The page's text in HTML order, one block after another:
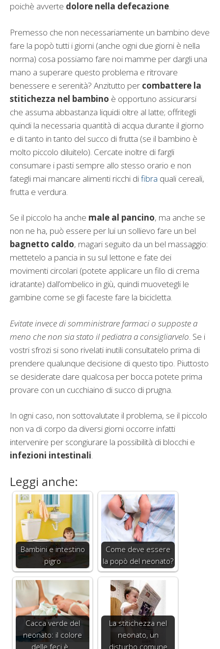
poichè avverte dolore nella defecazione.
Premesso che non necessariamente un bambino deve
fare la popò tutti i giorni (anche ogni due giorni è nella
norma) cosa possiamo fare noi mamme per dargli una
mano a superare questo problema e ritrovare
benessere e serenità? Anzitutto per combattere la
stitichezza nel bambino è opportuno assicurarsi
che assuma abbastanza liquidi oltre al latte; offritegli
quindi la necessaria quantità di acqua durante il giorno
e di tanto in tanto del succo di frutta (se il bambino è
molto piccolo diluitelo). Cercate inoltre di fargli
consumare i pasti sempre allo stesso orario e non
fategli mai mancare alimenti ricchi difibra quali cereali,
frutta e verdura.
Se il piccolo ha anche male al pancino, ma anche se
non ne ha, può essere per lui un sollievo fare un bel
bagnetto caldo, magari seguito da un bel massaggio:
mettetelo a pancia in su sul lettone e fate dei
movimenti circolari (potete applicare un filo di crema
idratante) dall’ombelico in giù, quindi muovetegli le
gambine come se gli faceste fare la bicicletta.
Evitate invece di somministrare farmaci o supposte a
meno che non sia stato il pediatra a consigliarvelo . Se i
vostri sfrozi si sono rivelati inutili consultatelo prima di
prendere qualunque decisione di questo tipo. Piuttosto
se desiderate dare qualcosa per bocca potete prima
provare con un cucchiaino di succo di prugna.
In ogni caso, non sottovalutate il problema, se il piccolo
non va di corpo da diversi giorni occorre infatti
intervenire per scongiurare la possibilità di blocchi e
infezioni intestinali.
Leggi anche:
Bambini e intestino
pigro
Come deve essere
la popò del neonato?
Cacca verde del
neonato: il colore
delle feci è…
La stitichezza nel
neonato, un
disturbo comune